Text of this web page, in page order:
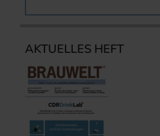
AKTUELLES HEFT